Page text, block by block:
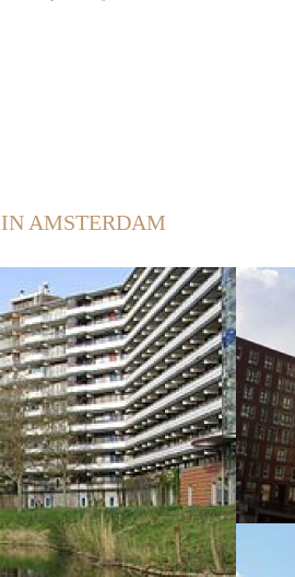
AMSTERDAM